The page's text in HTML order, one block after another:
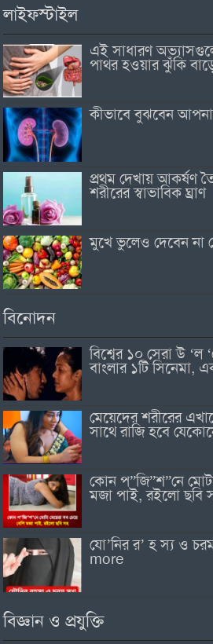
লাইফস্টাইল
এই সাধারণ
পাথর হওয়ার ঝুঁকি
কীভাবে বুঝবেন
প্রথম দেখায় আকর্ষণ
শরীরের স্বাভাবিক ঘ্রাণ
মুখে ভুলেও দেবেন না
বিনোদন
বিশ্বের ১০ সেরা উ ‘ল
বাংলার ১টি সিনেমা,
মেয়েদের শরীরের
সাথে রাজি হবে
কোন প”জি”শ”নে
মজা পাই, রইলো ছবি
যো’নির র’ হ স্য ও
more
বিজ্ঞান ও প্রযুক্তি